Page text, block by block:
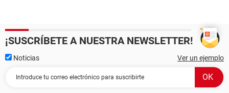
¡SUSCRÍBETE A NUESTRA NEWSLETTER!
Noticias Ver un ejemplo